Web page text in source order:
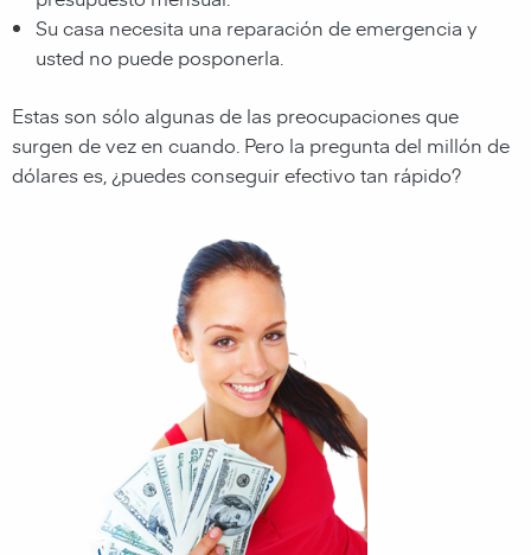
Su casa necesita una reparación de emergencia y
usted no puede posponerla.
Estas son sólo algunas de las preocupaciones que
surgen de vez en cuando. Pero la pregunta del millón de
dólares es, ¿puedes conseguir efectivo tan rápido?